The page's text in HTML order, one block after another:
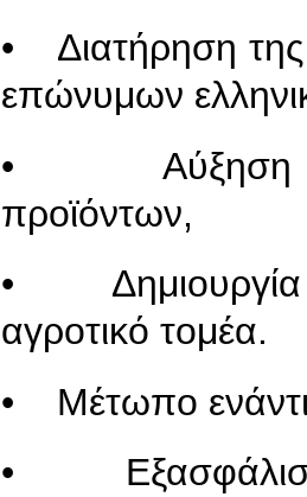
• Διατήρηση
επώνυμων
• Αύξηση
προϊόντων,
• Δημιουργία
αγροτικό τομέα.
• Μέτωπο
• Εξασφάλιση